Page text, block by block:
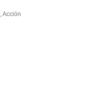
,Acción